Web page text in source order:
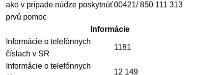
ako v prípade núdze poskytnúť
prvú pomoc
00421/ 850 111 313
Informácie
Informácie o telefónnych
číslach v SR
1181
Informácie o telefónnych
12 149